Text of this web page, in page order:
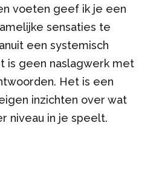
voeten geef ik je een
sensaties te
een systemisch
is geen naslagwerk met
Het is een
inzichten over wat
niveau in je speelt.